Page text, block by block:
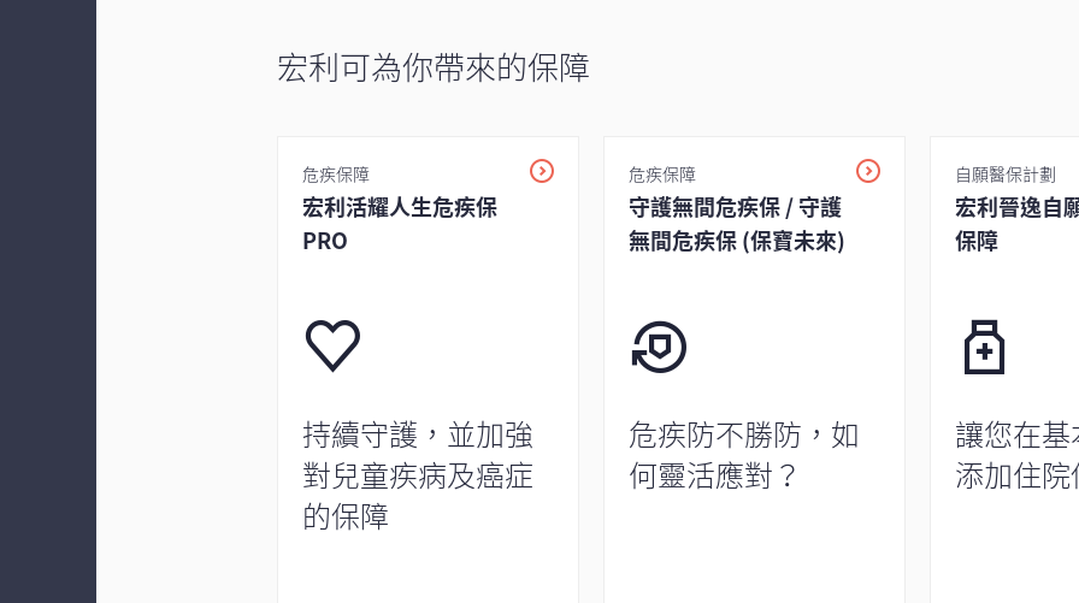
宏利可為你帶來的保障
危疾保障
宏利活耀人生危疾保
PRO
持續守護，並加強
對兒童疾病及癌症
的保障
危疾保障
守護無間危疾保 / 守護
無間危疾保 (保寶未來)
危疾防不勝防，如
何靈活應對？
自願醫保計劃
宏利晉逸自
保障
讓您在
添加住